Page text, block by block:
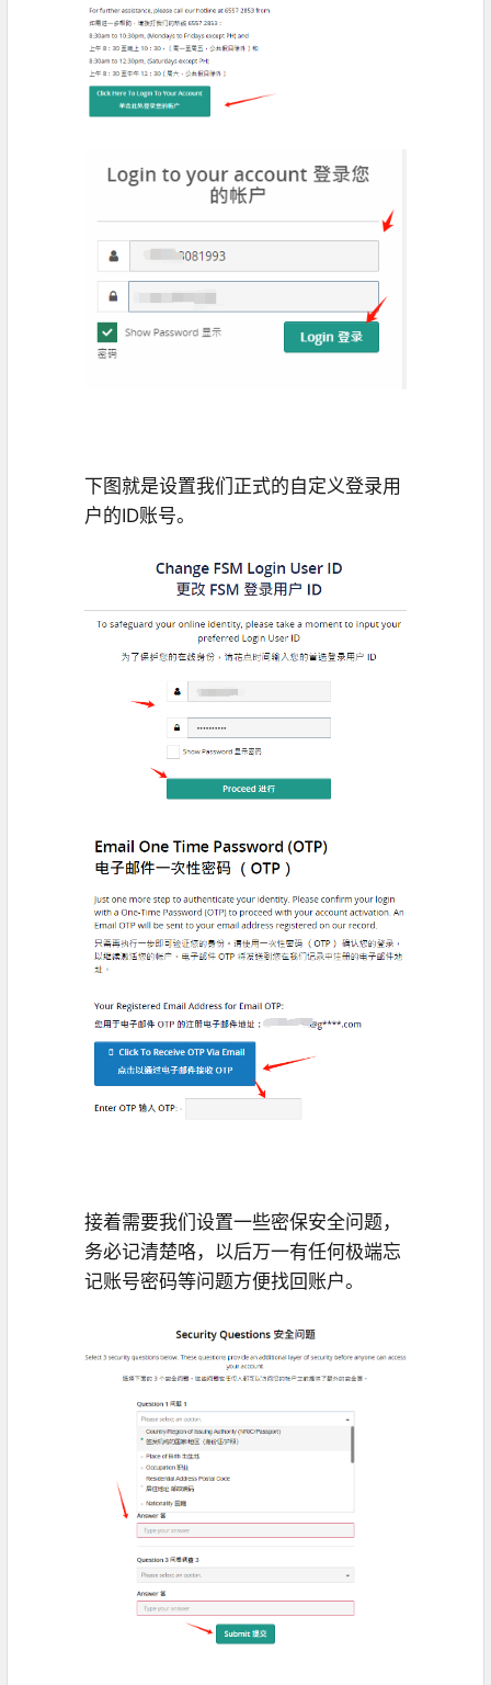
下图就是设置我们正式的自定义登录用
户的ID账号。
接着需要我们设置一些密保安全问题，
务必记清楚咯，以后万一有任何极端忘
记账号密码等问题方便找回账户。